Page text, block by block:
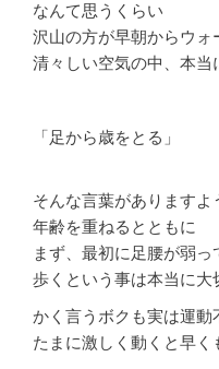
なんて思うくらい
沢山の方が早朝からウ
清々しい空気の中、本当
「足から歳をとる」
そんな言葉がありますよ
年齢を重ねるとともに
まず、最初に足腰が弱っ
歩くという事は本当に大
かく言うボクも実は運動
たまに激しく動くと早く